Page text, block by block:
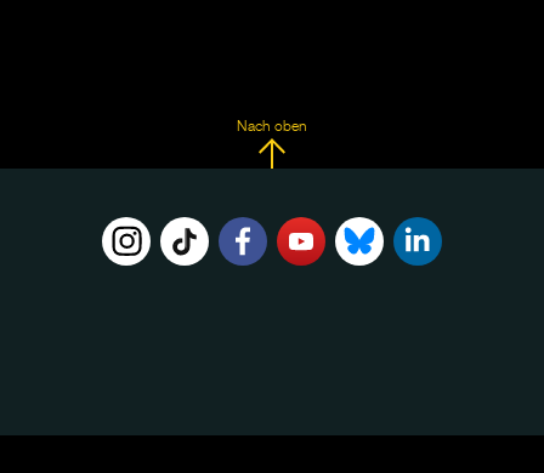
Nach oben